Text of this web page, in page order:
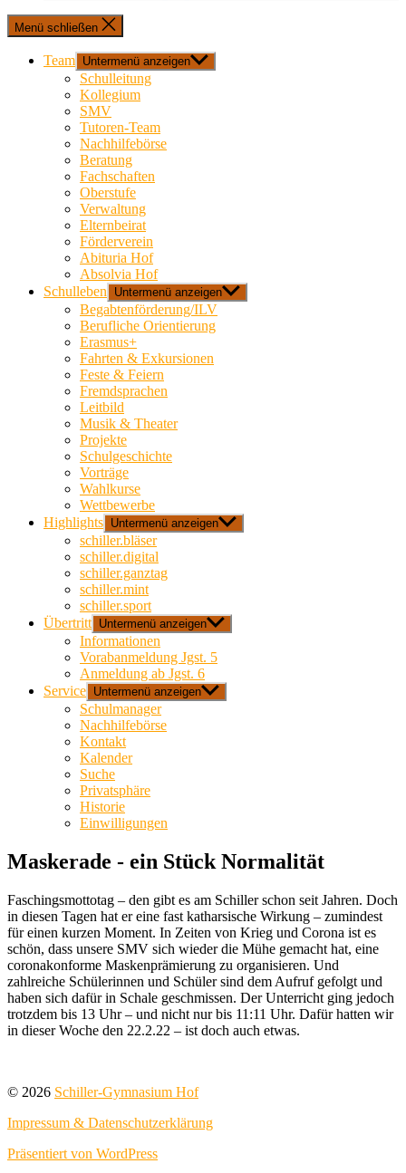
Menü schließen
Team Untermenü anzeigen
Schulleitung
Kollegium
SMV
Tutoren-Team
Nachhilfebörse
Beratung
Fachschaften
Oberstufe
Verwaltung
Elternbeirat
Förderverein
Abituria Hof
Absolvia Hof
Schulleben
Untermenü anzeigen
Begabtenförderung/ILV
Berufliche Orientierung
Erasmus+
Fahrten & Exkursionen
Feste & Feiern
Fremdsprachen
Leitbild
Musik & Theater
Projekte
Schulgeschichte
Vorträge
Wahlkurse
Wettbewerbe
Highlights Untermenü anzeigen
schiller.bläser
schiller.digital
schiller.ganztag
schiller.mint
schiller.sport
Übertritt Untermenü anzeigen
Informationen
Vorabanmeldung Jgst. 5
Anmeldung ab Jgst. 6
Service Untermenü anzeigen
Schulmanager
Nachhilfebörse
Kontakt
Kalender
Suche
Privatsphäre
Historie
Einwilligungen
Maskerade - ein Stück Normalität
Faschingsmottotag – den gibt es am Schiller schon seit Jahren. Doch
in diesen Tagen hat er eine fast katharsische Wirkung – zumindest
für einen kurzen Moment. In Zeiten von Krieg und Corona ist es
schön, dass unsere SMV sich wieder die Mühe gemacht hat, eine
coronakonforme Maskenprämierung zu organisieren. Und
zahlreiche Schülerinnen und Schüler sind dem Aufruf gefolgt und
haben sich dafür in Schale geschmissen. Der Unterricht ging jedoch
trotzdem bis 13 Uhr – und nicht nur bis 11:11 Uhr. Dafür hatten wir
in dieser Woche den 22.2.22 – ist doch auch etwas.
© 2026 Schiller-Gymnasium Hof
Impressum & Datenschutzerklärung
Präsentiert von WordPress